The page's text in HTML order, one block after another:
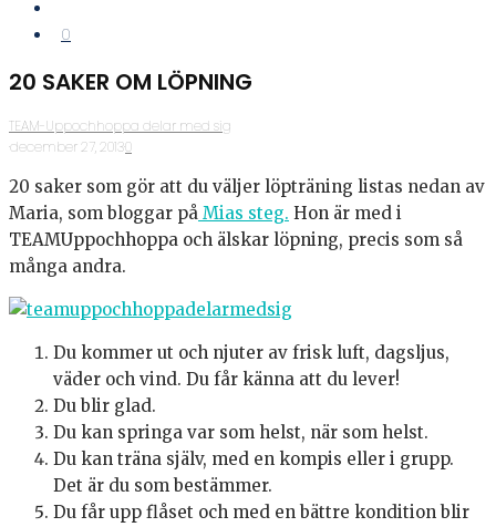
0
20 SAKER OM LÖPNING
TEAM-Uppochhoppa delar med sig
·december 27, 2013·0
20 saker som gör att du väljer löpträning listas nedan av
Maria, som bloggar på Mias steg. Hon är med i
TEAMUppochhoppa och älskar löpning, precis som så
många andra.
Du kommer ut och njuter av frisk luft, dagsljus,
väder och vind. Du får känna att du lever!
Du blir glad.
Du kan springa var som helst, när som helst.
Du kan träna själv, med en kompis eller i grupp.
Det är du som bestämmer.
Du får upp flåset och med en bättre kondition blir